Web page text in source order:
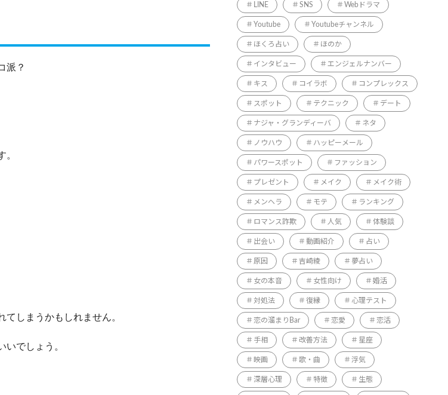
派？
。
しまうかもしれません。
でしょう。
LINE SNS Webドラマ
Youtube Youtubeチャンネル
ほくろ占い ほのか
インタビュー エンジェルナンバー
キス コイラボ コンプレックス
スポット テクニック デート
ナジャ・グランディーバ ネタ
ノウハウ ハッピーメール
パワースポット ファッション
プレゼント メイク メイク術
メンヘラ モテ ランキング
ロマンス詐欺 人気 体験談
出会い 動画紹介 占い
原因 吉崎綾 夢占い
女の本音 女性向け 婚活
対処法 復縁 心理テスト
恋の溜まりBar 恋愛 恋活
手相 改善方法 星座
映画 歌・曲 浮気
深層心理 特徴 生態